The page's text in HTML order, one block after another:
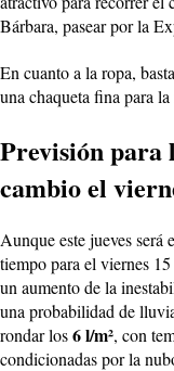
Bárbara, pasear por la
En cuanto a la ropa,
una chaqueta fina para
Previsión para
cambio el
Aunque este jueves será
tiempo para el viernes
un aumento de la
una probabilidad de
rondar los6 l/m², con
condicionadas por la